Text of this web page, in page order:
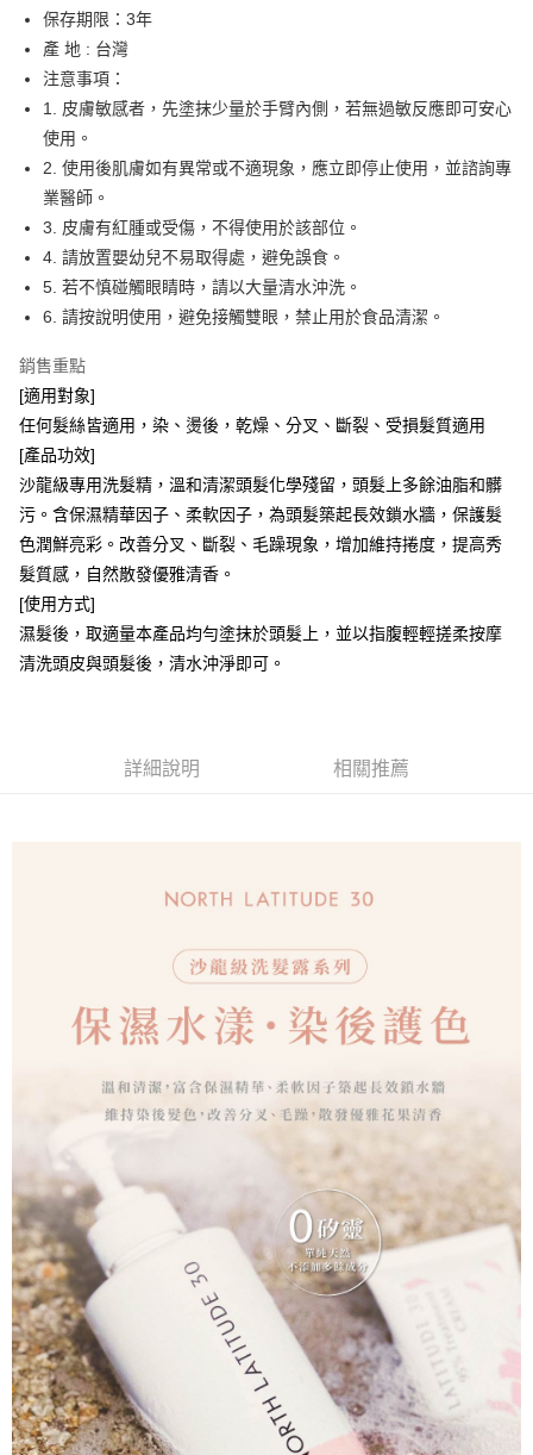
悠遊付
運送方式
全家取貨付款
每筆NT$65，滿NT$1,500(含以上)免運費
付款後全家取貨
每筆NT$65，滿NT$1,500(含以上)免運費
7-11取貨付款
每筆NT$65，滿NT$1,500(含以上)免運費
每筆NT$65，滿NT$1,500(含以上)免運費
宅配
每筆NT$100，滿NT$1,500(含以上)免運費
付款後門市自取(需14天內取貨)
免運費
保存期限：3年
產 地 : 台灣
注意事項：
1. 皮膚敏感者，先塗抹少量於手臂內側，若無過敏反應即可安心
使用。
2. 使用後肌膚如有異常或不適現象，應立即停止使用，並諮詢專
業醫師。
3. 皮膚有紅腫或受傷，不得使用於該部位。
4. 請放置嬰幼兒不易取得處，避免誤食。
5. 若不慎碰觸眼睛時，請以大量清水沖洗。
6. 請按說明使用，避免接觸雙眼，禁止用於食品清潔。
銷售重點
[適用對象]
任何髮絲皆適用，染、燙後，乾燥、分叉、斷裂、受損髮質適用
[產品功效]
沙龍級專用洗髮精，溫和清潔頭髮化學殘留，頭髮上多餘油脂和髒
污。含保濕精華因子、柔軟因子，為頭髮築起長效鎖水牆，保護髮
色潤鮮亮彩。改善分叉、斷裂、毛躁現象，增加維持捲度，提高秀
髮質感，自然散發優雅清香。
[使用方式]
濕髮後，取適量本產品均勻塗抹於頭髮上，並以指腹輕輕搓柔按摩
清洗頭皮與頭髮後，清水沖淨即可。
詳細說明 相關推薦